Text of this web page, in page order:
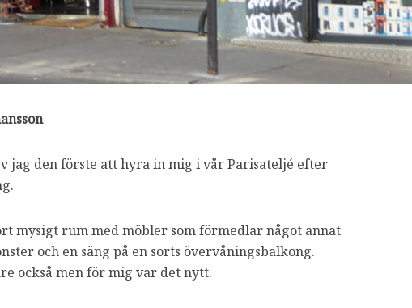
jag den förste att hyra in mig i vår Parisateljé efter
mysigt rum med möbler som förmedlar något annat
och en säng på en sorts övervåningsbalkong.
också men för mig var det nytt.